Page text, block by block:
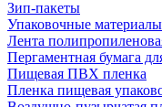
Зип-пакеты
Упаковочные материалы
Лента
Пергаментная бумага
Пищевая ПВХ пленка
Пленка пищевая